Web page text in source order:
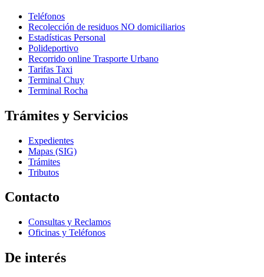
Teléfonos
Recolección de residuos NO domiciliarios
Estadísticas Personal
Polideportivo
Recorrido online Trasporte Urbano
Tarifas Taxi
Terminal Chuy
Terminal Rocha
Trámites y Servicios
Expedientes
Mapas (SIG)
Trámites
Tributos
Contacto
Consultas y Reclamos
Oficinas y Teléfonos
De interés